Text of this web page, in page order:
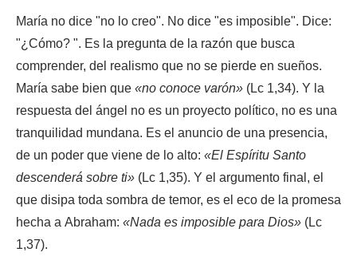
María no dice "no lo creo". No dice "es imposible". Dice:
"¿Cómo? ". Es la pregunta de la razón que busca
comprender, del realismo que no se pierde en sueños.
María sabe bien que«no conoce varón»(Lc 1,34). Y la
respuesta del ángel no es un proyecto político, no es una
tranquilidad mundana. Es el anuncio de una presencia,
de un poder que viene de lo alto:«El Espíritu Santo
descenderá sobre ti»(Lc 1,35). Y el argumento final, el
que disipa toda sombra de temor, es el eco de la promesa
hecha a Abraham:«Nada es imposible para Dios»(Lc
1,37).